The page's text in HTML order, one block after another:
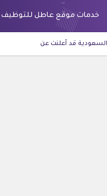
خدمات موقع عاطل للتوظيف
عن وظائف شاغرة لحملة الثانوية